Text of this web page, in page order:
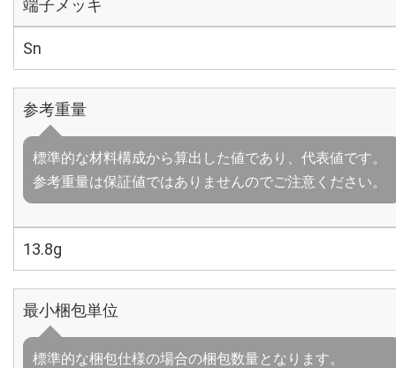
端子メッキ
Sn
参考重量
標準的な材料構成から算出した値であり、代表値です。
参考重量は保証値ではありませんのでご注意ください。
13.8g
最小梱包単位
標準的な梱包仕様の場合の梱包数量となります。